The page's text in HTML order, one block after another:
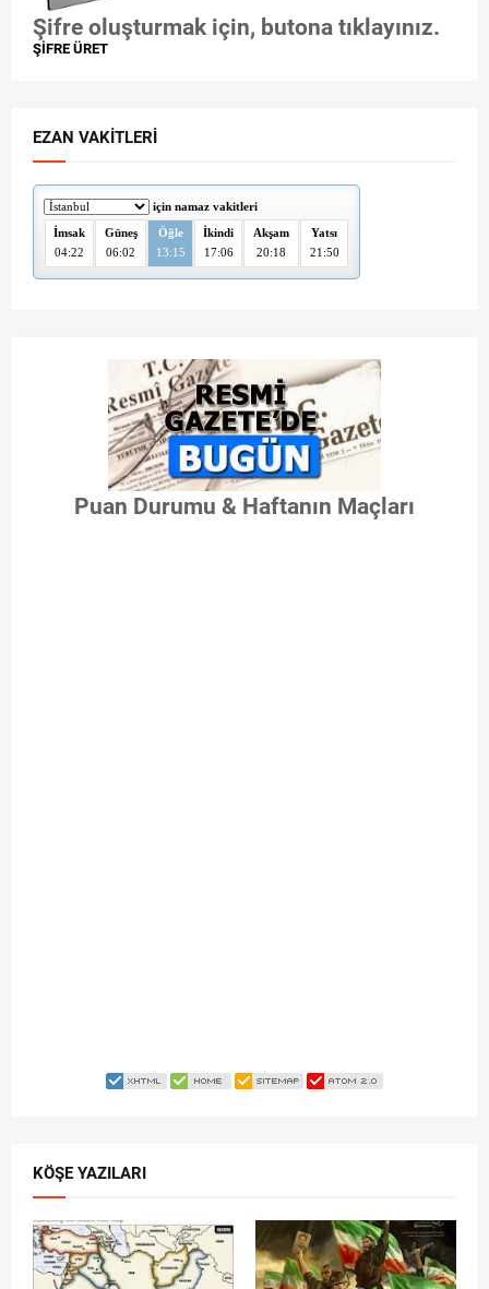
Şifre oluşturmak için, butona tıklayınız.
ŞİFRE ÜRET
EZAN VAKITLERI
Puan Durumu & Haftanın Maçları
KÖŞE YAZILARI